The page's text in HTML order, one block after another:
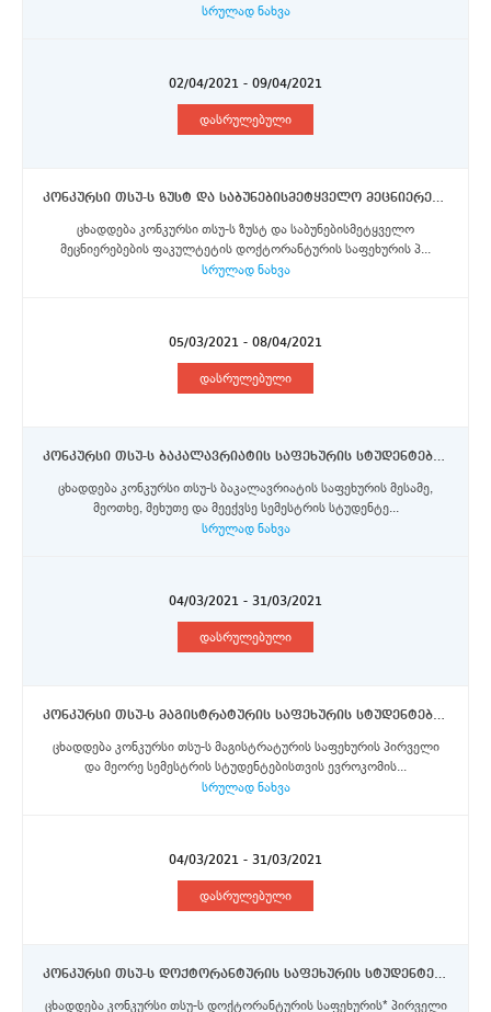
სრულად ნახვა
02/04/2021 - 09/04/2021
დასრულებული
კონკურსი თსუ-ს ზუსტ და საბუნებისმეტყველო მეცნიერებების ფაკულტეტის დოქტორანტურის საფეხურის სტუდენტებისთვის პარიზ-საკლის უნივერსიტეტში ევროკომისიის მიერ დაფინანსებული ერაზმუს+ პროგრამის სტიპენდიების მოსაპოვებლად
ცხადდება კონკურსი თსუ-ს ზუსტ და საბუნებისმეტყველო
მეცნიერებების ფაკულტეტის დოქტორანტურის საფეხურის პ...
სრულად ნახვა
05/03/2021 - 08/04/2021
დასრულებული
კონკურსი თსუ-ს ბაკალავრიატის საფეხურის სტუდენტებისთვის ევროკომისიის მიერ დაფინანსებული ერაზმუს+ პროგრამის სტიპენდიების მოსაპოვებლად
ცხადდება კონკურსი თსუ-ს ბაკალავრიატის საფეხურის მესამე,
მეოთხე, მეხუთე და მეექვსე სემესტრის სტუდენტე...
სრულად ნახვა
04/03/2021 - 31/03/2021
დასრულებული
კონკურსი თსუ-ს მაგისტრატურის საფეხურის სტუდენტებისთვის ევროკომისიის მიერ დაფინანსებული ერაზმუს+ პროგრამის სტიპენდიების მოსაპოვებლად
ცხადდება კონკურსი თსუ-ს მაგისტრატურის საფეხურის პირველი
და მეორე სემესტრის სტუდენტებისთვის ევროკომის...
სრულად ნახვა
04/03/2021 - 31/03/2021
დასრულებული
კონკურსი თსუ-ს დოქტორანტურის საფეხურის სტუდენტებისთვის ევროკომისიის მიერ დაფინანსებული ერაზმუს+ პროგრამის სტიპენდიების მოსაპოვებლად
ცხადდება კონკურსი თსუ-ს დოქტორანტურის საფეხურის* პირველი